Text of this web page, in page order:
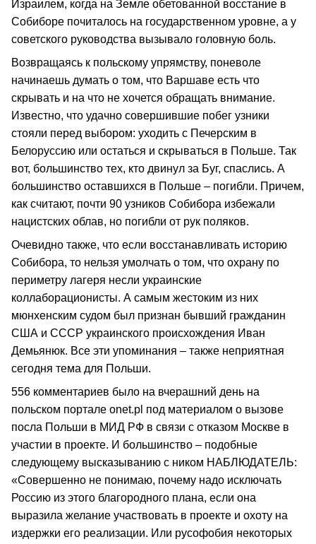
Израилем, когда на Земле обетованной восстание в
Собиборе почиталось на государственном уровне, а у
советского руководства вызывало головную боль.
Возвращаясь к польскому упрямству, поневоле
начинаешь думать о том, что Варшаве есть что
скрывать и на что не хочется обращать внимание.
Известно, что удачно совершившие побег узники
стояли перед выбором: уходить с Печерским в
Белоруссию или остаться и скрываться в Польше. Так
вот, большинство тех, кто двинул за Буг, спаслись. А
большинство оставшихся в Польше – погибли. Причем,
как считают, почти 90 узников Собибора избежали
нацистских облав, но погибли от рук поляков.
Очевидно также, что если восстанавливать историю
Собибора, то нельзя умолчать о том, что охрану по
периметру лагеря несли украинские
коллаборационисты. А самым жестоким из них
мюнхенским судом был признан бывший гражданин
США и СССР украинского происхождения Иван
Демьянюк. Все эти упоминания – также неприятная
сегодня тема для Польши.
556 комментариев было на вчерашний день на
польском портале onet.pl под материалом о вызове
посла Польши в МИД РФ в связи с отказом Москве в
участии в проекте. И большинство – подобные
следующему высказыванию с ником НАБЛЮДАТЕЛЬ:
«Совершенно не понимаю, почему надо исключать
Россию из этого благородного плана, если она
выразила желание участвовать в проекте и охоту на
издержки его реализации. Или русофобия некоторых